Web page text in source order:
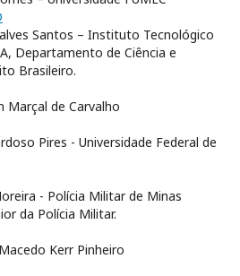
Santos – Instituto Tecnológico
Departamento de Ciência e
Brasileiro.
Marçal de Carvalho
Pires - Universidade Federal de
- Polícia Militar de Minas
da Polícia Militar.
Kerr Pinheiro